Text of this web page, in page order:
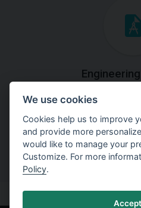
Step by steps
to solve a
We use cookies
Cookies help us to improve
and provide more
would like to manage your
Customize. For more
Policy.